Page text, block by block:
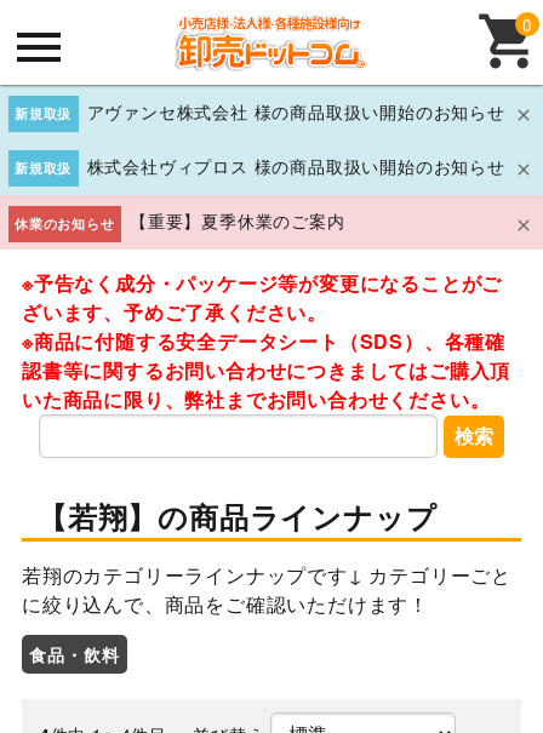
新規取扱 アヴァンセ株式会社 様の商品取扱い開始のお知らせ
新規取扱 株式会社ヴィプロス 様の商品取扱い開始のお知らせ
休業のお知らせ 【重要】夏季休業のご案内
0
※予告なく成分・パッケージ等が変更になることがご
ざいます、予めご了承ください。
※商品に付随する安全データシート（SDS）、各種確
認書等に関するお問い合わせにつきましてはご購入頂
いた商品に限り、弊社までお問い合わせください。
検索
【若翔】の商品ラインナップ
若翔のカテゴリーラインナップです↓ カテゴリーごと
に絞り込んで、商品をご確認いただけます！
食品・飲料